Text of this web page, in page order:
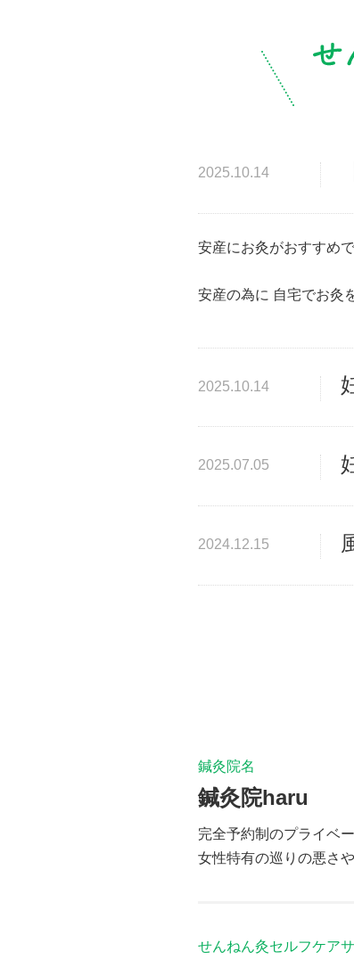
2025.10.14
安産にお灸がおすすめ
安産の為に 自宅でお灸
2025.10.14
2025.07.05
2024.12.15
鍼灸院名
鍼灸院haru
完全予約制のプライベ
女性特有の巡りの悪さ
せんねん灸セルフケア